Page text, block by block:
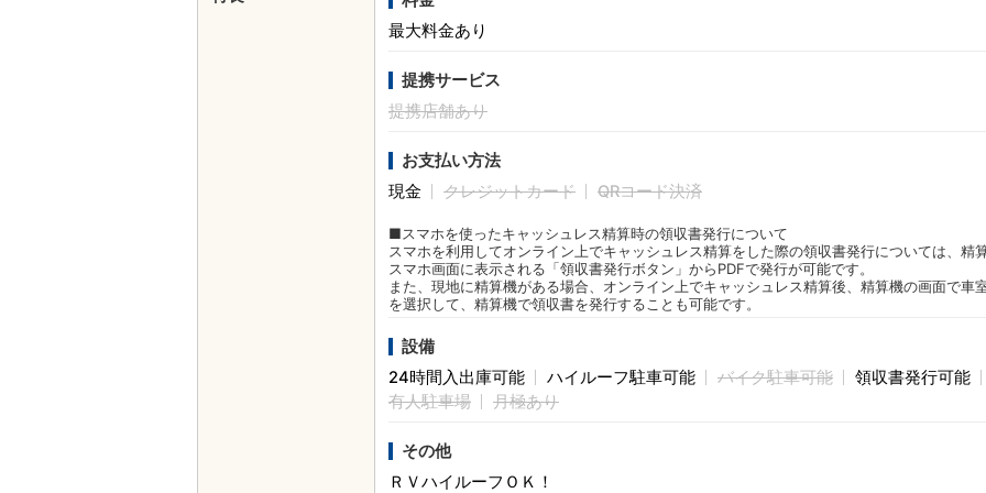
最大料金あり
提携サービス
提携店舗あり
お支払い方法
現金
クレジットカード QRコード決済
■スマホを使ったキャッシュレス精算時の領収書発行について
スマホを利用してオンライン上でキャッシュレス精算をした際の領収書発行については、精
スマホ画面に表示される「領収書発行ボタン」からPDFで発行が可能です。
また、現地に精算機がある場合、オンライン上でキャッシュレス精算後、精算機の画面で車
を選択して、精算機で領収書を発行することも可能です。
設備
24時間入出庫可能
ハイルーフ駐車可能 バイク駐車可能
領収書発行可能
有人駐車場
月極あり
その他
ＲＶハイルーフＯＫ！